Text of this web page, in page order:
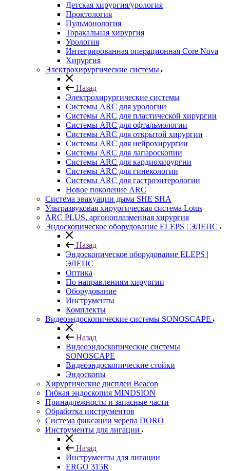
Детская хирургия/урология
Проктология
Пульмонология
Торакальная хирургия
Урология
Интегрированная операционная Core Nova
Хирургия
Электрохирургические системы
Назад
Электрохирургические системы
Системы ARC для урологии
Системы ARC для пластической хирургии
Системы ARC для офтальмологии
Системы ARC для открытой хирургии
Системы ARC для нейрохирургии
Системы ARC для лапароскопии
Системы ARC для кардиохирургии
Системы ARC для гинекологии
Системы ARC для гастроэнтерологии
Новое поколение ARC
Система эвакуации дыма SHE SHA
Ультразвуковая хирургическая система Lotus
ARC PLUS, аргоноплазменная хирургия
Эндоскопическое оборудование ELEPS | ЭЛЕПС
Назад
Эндоскопическое оборудование ELEPS |
ЭЛЕПС
Оптика
По направлениям хирургии
Оборудование
Инструменты
Комплекты
Видеоэндоскопические системы SONOSCAPE
Назад
Видеоэндоскопические системы
SONOSCAPE
Видеоэндоскопические стойки
Эндоскопы
Хирургические дисплеи Beacon
Гибкая эндоскопия MINDSION
Принадлежности и запасные части
Обработка инструментов
Система фиксации черепа DORO
Инструменты для лигации
Назад
Инструменты для лигации
ERGO 315R